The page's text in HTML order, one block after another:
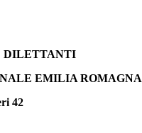
DILETTANTI
EMILIA ROMAGNA
42